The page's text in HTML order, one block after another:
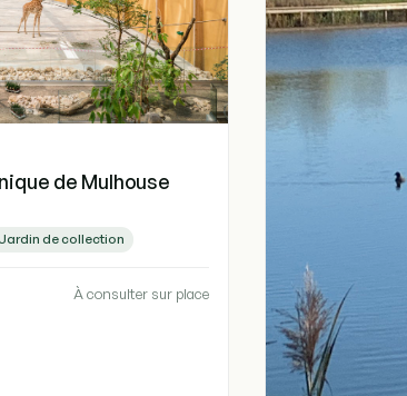
de Mulhouse
Jardin de collection
À consulter sur place